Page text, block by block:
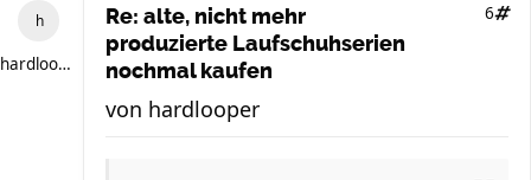
hardlooper
Re: alte, nicht mehr
produzierte Laufschuhserien
nochmal kaufen
6
von hardlooper